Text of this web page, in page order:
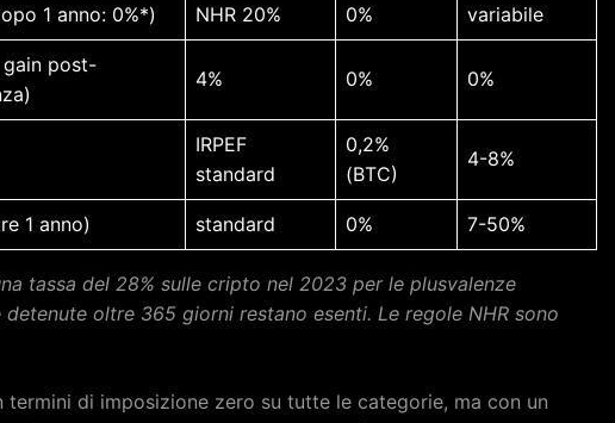
1 anno: 0%*) NHR 20% 0% variabile
gain post-
4% 0% 0%
IRPEF
standard
0,2%
(BTC)
4-8%
1 anno) standard 0% 7-50%
tassa del 28% sulle cripto nel 2023 per le plusvalenze
oltre 365 giorni restano esenti. Le regole NHR sono
termini di imposizione zero su tutte le categorie, ma con un